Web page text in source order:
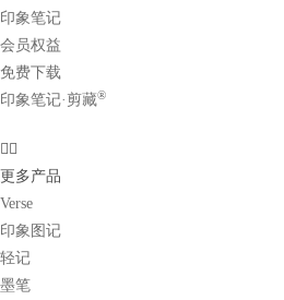
印象笔记
会员权益
免费下载
印象笔记·剪藏®
更多产品
Verse
印象图记
轻记
墨笔